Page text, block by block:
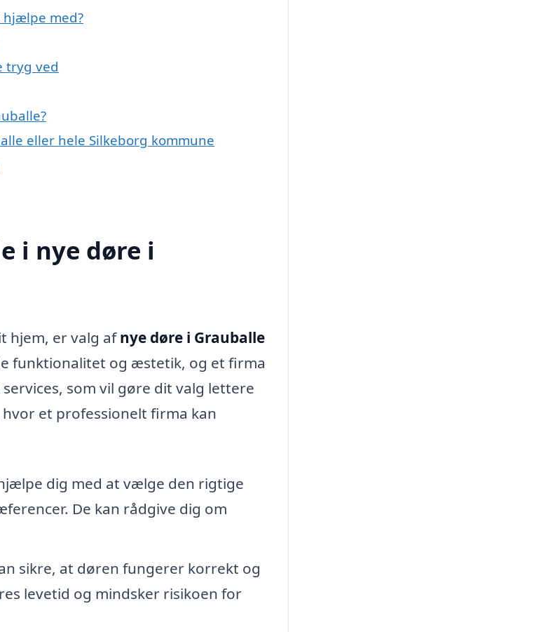
hjælpe med?
tryg ved
eller hele Silkeborg kommune
i nye døre i
hjem, er valg afnye døre i Grauballe
funktionalitet og æstetik, og et firma
som vil gøre dit valg lettere
et professionelt firma kan
dig med at vælge den rigtige
De kan rådgive dig om
sikre, at døren fungerer korrekt og
levetid og mindsker risikoen for